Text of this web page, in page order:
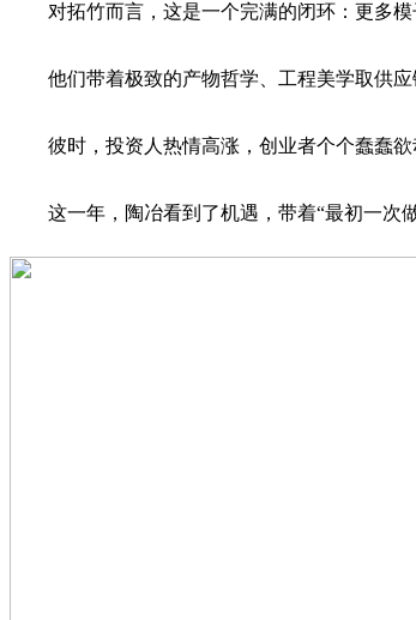
对拓竹而言，这是一个完满的闭环：更多模
他们带着极致的产物哲学、工程美学取供应
彼时，投资人热情高涨，创业者个个蠢蠢欲
这一年，陶冶看到了机遇，带着“最初一次做